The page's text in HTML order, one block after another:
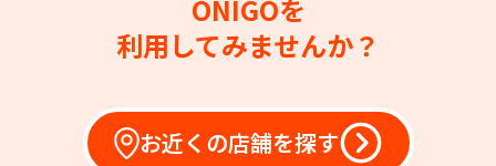
ONIGOを
利用してみませんか？
お近くの店舗を探す